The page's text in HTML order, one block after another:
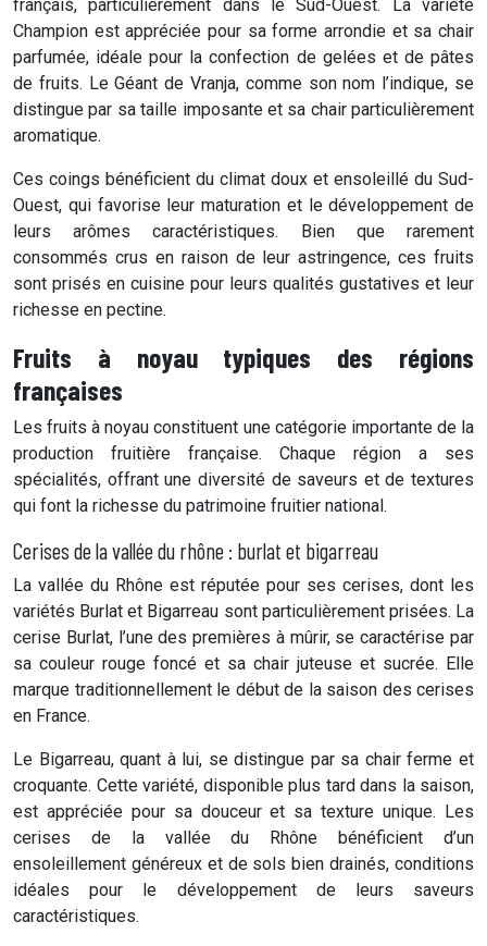
français, particulièrement dans le Sud-Ouest. La variété
Champion est appréciée pour sa forme arrondie et sa chair
parfumée, idéale pour la confection de gelées et de pâtes
de fruits. Le Géant de Vranja, comme son nom l’indique, se
distingue par sa taille imposante et sa chair particulièrement
aromatique.
Ces coings bénéficient du climat doux et ensoleillé du Sud-
Ouest, qui favorise leur maturation et le développement de
leurs arômes caractéristiques. Bien que rarement
consommés crus en raison de leur astringence, ces fruits
sont prisés en cuisine pour leurs qualités gustatives et leur
richesse en pectine.
Fruits à noyau typiques des régions
françaises
Les fruits à noyau constituent une catégorie importante de la
production fruitière française. Chaque région a ses
spécialités, offrant une diversité de saveurs et de textures
qui font la richesse du patrimoine fruitier national.
Cerises de la vallée du rhône : burlat et bigarreau
La vallée du Rhône est réputée pour ses cerises, dont les
variétés Burlat et Bigarreau sont particulièrement prisées. La
cerise Burlat, l’une des premières à mûrir, se caractérise par
sa couleur rouge foncé et sa chair juteuse et sucrée. Elle
marque traditionnellement le début de la saison des cerises
en France.
Le Bigarreau, quant à lui, se distingue par sa chair ferme et
croquante. Cette variété, disponible plus tard dans la saison,
est appréciée pour sa douceur et sa texture unique. Les
cerises de la vallée du Rhône bénéficient d’un
ensoleillement généreux et de sols bien drainés, conditions
idéales pour le développement de leurs saveurs
caractéristiques.